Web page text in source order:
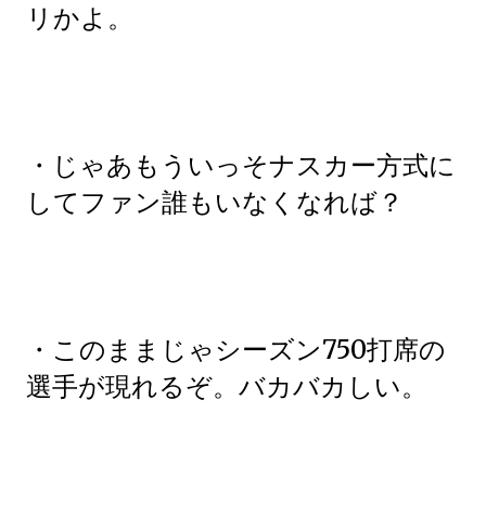
リかよ。
・じゃあもういっそナスカー方式に
してファン誰もいなくなれば？
・このままじゃシーズン750打席の
選手が現れるぞ。バカバカしい。